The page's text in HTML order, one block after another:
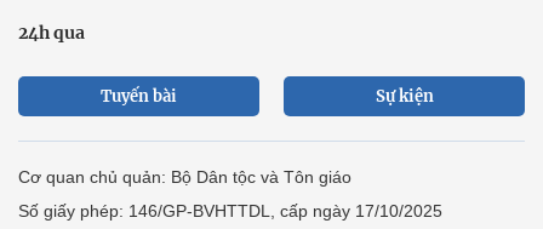
24h qua
Tuyến bài Sự kiện
Cơ quan chủ quản: Bộ Dân tộc và Tôn giáo
Số giấy phép: 146/GP-BVHTTDL, cấp ngày 17/10/2025